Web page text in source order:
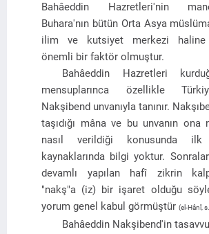
Bahâeddin Hazretleri'nin
Buhara'nın bütün Orta Asya
ilim ve kutsiyet merkezi haline
önemli bir faktör olmuştur.
Bahâeddin Hazretleri
mensuplarınca özellikle
Nakşibend unvanıyla tanınır.
taşıdığı mâna ve bu unvanın ona
nasıl verildiği konusunda ilk
kaynaklarında bilgi yoktur.
devamlı yapılan hafî zikrin
"nakş"a (iz) bir işaret olduğu
yorum genel kabul görmüştür (el-Hânî,
Bahâeddin Nakşibend'in